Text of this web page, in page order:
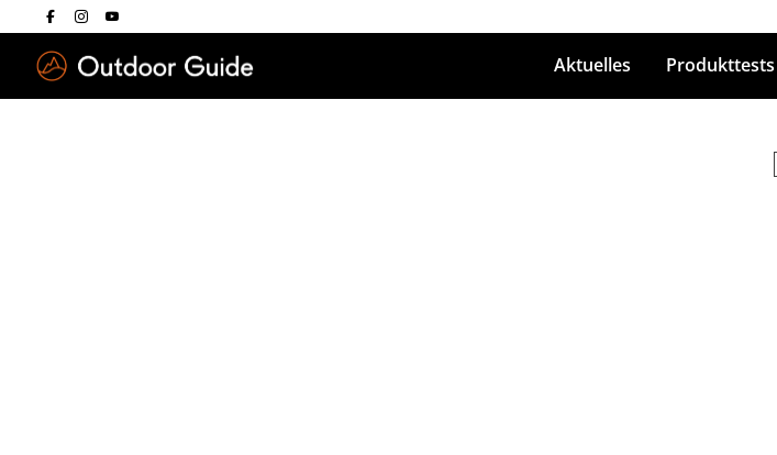
Aktuelles Produkttests